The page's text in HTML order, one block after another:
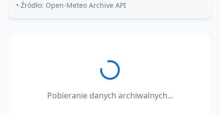
• Źródło: Open-Meteo Archive API
Pobieranie danych archiwalnych...